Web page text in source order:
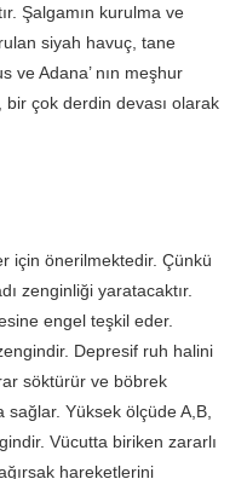
Şalgamın kurulma ve
siyah havuç, tane
ve Adana’ nın meşhur
bir çok derdin devası olarak
için önerilmektedir. Çünkü
zenginliği yaratacaktır.
engel teşkil eder.
Depresif ruh halini
söktürür ve böbrek
sağlar. Yüksek ölçüde A,B,
Vücutta biriken zararlı
hareketlerini